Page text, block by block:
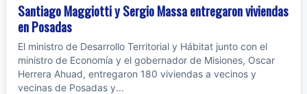
Santiago Maggiotti y Sergio Massa entregaron viviendas
en Posadas
El ministro de Desarrollo Territorial y Hábitat junto con el
ministro de Economía y el gobernador de Misiones, Oscar
Herrera Ahuad, entregaron 180 viviendas a vecinos y
vecinas de Posadas y...